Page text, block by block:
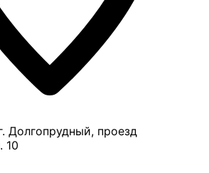
Долгопрудный, проезд
10